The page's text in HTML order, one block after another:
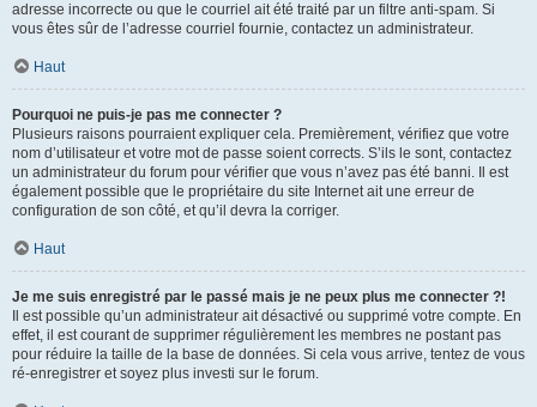
adresse incorrecte ou que le courriel ait été traité par un filtre anti-spam. Si
vous êtes sûr de l’adresse courriel fournie, contactez un administrateur.
Haut
Pourquoi ne puis-je pas me connecter ?
Plusieurs raisons pourraient expliquer cela. Premièrement, vérifiez que votre
nom d’utilisateur et votre mot de passe soient corrects. S’ils le sont, contactez
un administrateur du forum pour vérifier que vous n’avez pas été banni. Il est
également possible que le propriétaire du site Internet ait une erreur de
configuration de son côté, et qu’il devra la corriger.
Haut
Je me suis enregistré par le passé mais je ne peux plus me connecter ?!
Il est possible qu’un administrateur ait désactivé ou supprimé votre compte. En
effet, il est courant de supprimer régulièrement les membres ne postant pas
pour réduire la taille de la base de données. Si cela vous arrive, tentez de vous
ré-enregistrer et soyez plus investi sur le forum.